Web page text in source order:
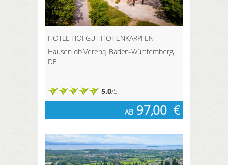
HOTEL HOFGUT HOHENKARPFEN
Hausen ob Verena, Baden-Württemberg,
DE
5.0/5
AB 97,00 €